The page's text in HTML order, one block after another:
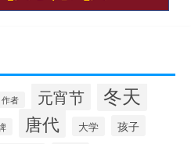
作者 元宵节 冬天
唐代 大学 孩子